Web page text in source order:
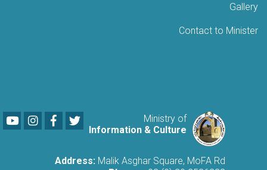
Gallery
Contact to Minister
Ministry of
Information & Culture
YoutubeLinkedIn
Facebook
Address: Malik Asghar Square, MoFA Rd